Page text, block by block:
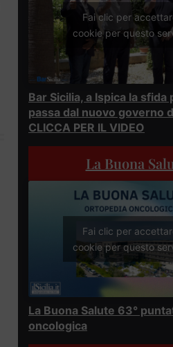
Fai clic per
cookie per questo
Bar Sicilia, a Ispica la
passa dal nuovo governo
CLICCA PER IL VIDEO
La Buona
Fai clic per
cookie per questo
La Buona Salute 63°
oncologica